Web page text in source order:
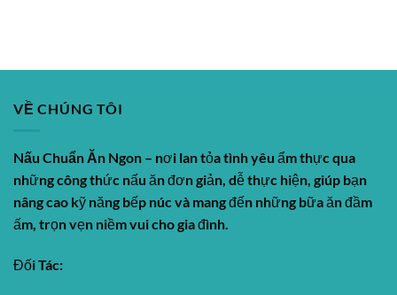
VỀ CHÚNG TÔI
Nấu Chuẩn Ăn Ngon – nơi lan tỏa tình yêu ẩm thực qua
những công thức nấu ăn đơn giản, dễ thực hiện, giúp bạn
nâng cao kỹ năng bếp núc và mang đến những bữa ăn đầm
ấm, trọn vẹn niềm vui cho gia đình.
Đối Tác: